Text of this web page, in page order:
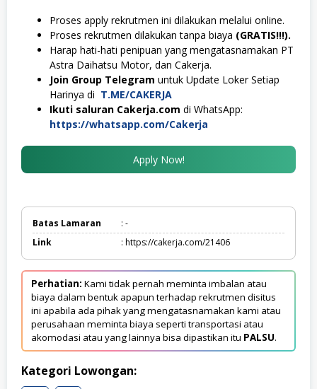
Proses apply rekrutmen ini dilakukan melalui online.
Proses rekrutmen dilakukan tanpa biaya (GRATIS!!!).
Harap hati-hati penipuan yang mengatasnamakan PT
Astra Daihatsu Motor, dan Cakerja.
Join Group Telegram untuk Update Loker Setiap
Harinya di T.ME/CAKERJA
Ikuti saluran Cakerja.com di WhatsApp:
https://whatsapp.com/Cakerja
Apply Now!
Batas Lamaran
: -
Link
: https://cakerja.com/21406
Perhatian: Kami tidak pernah meminta imbalan atau
biaya dalam bentuk apapun terhadap rekrutmen disitus
ini apabila ada pihak yang mengatasnamakan kami atau
perusahaan meminta biaya seperti transportasi atau
akomodasi atau yang lainnya bisa dipastikan itu PALSU.
Kategori Lowongan: